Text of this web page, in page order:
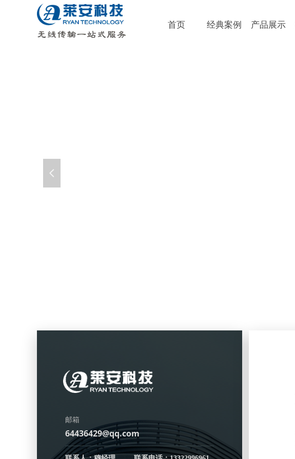
首页 经典案例 产品展示
넳
邮箱
64436429@qq.com